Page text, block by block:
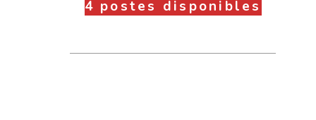
4 postes disponibles